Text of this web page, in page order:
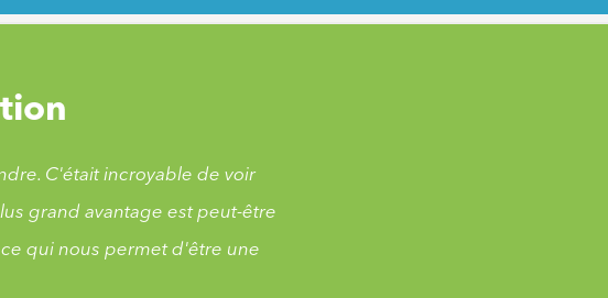
C'était incroyable de voir
grand avantage est peut-être
qui nous permet d'être une